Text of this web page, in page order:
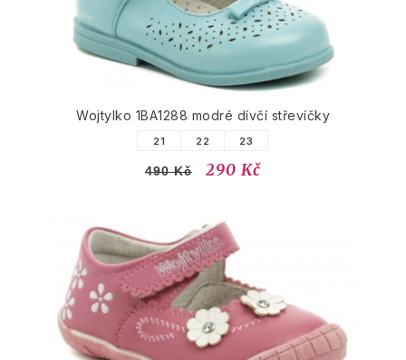
Wojtylko 1BA1288 modré dívčí střevíčky
21 22 23
490 Kč 290 Kč